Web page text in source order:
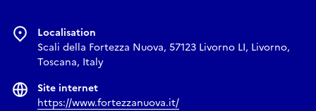
Localisation
Scali della Fortezza Nuova, 57123 Livorno LI, Livorno,
Toscana, Italy
Site internet
https://www.fortezzanuova.it/